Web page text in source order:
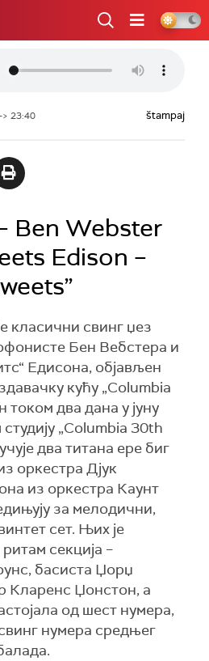
23:40 štampaj
Ben Webster
Edison –
класични свинг џез
Бен Вебстера и
Едисона, објављен
кућу „Columbia
два дана у јуну
„Columbia 30th
два титана ере биг
оркестра Дјук
из оркестра Каунт
за мелодични,
сет. Њих је
секција –
басиста Џорџ
Кларенс Џонстон, а
од шест нумера,
нумера средњег